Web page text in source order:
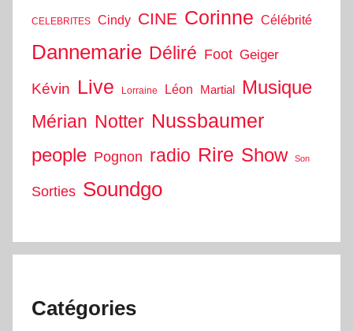
CELEBRITES Cindy CINE Corinne Célébrité
Dannemarie Déliré Foot Geiger
Kévin Live Lorraine Léon Martial
Musique
Mérian Notter Nussbaumer
people Pognon radio Rire Show Son
Sorties Soundgo
Catégories